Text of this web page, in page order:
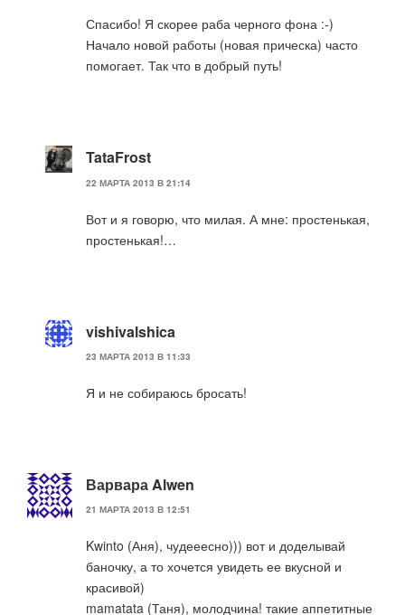
Спасибо! Я скорее раба черного фона :-)
Начало новой работы (новая прическа) часто
помогает. Так что в добрый путь!
TataFrost
22 МАРТА 2013 В 21:14
Вот и я говорю, что милая. А мне: простенькая,
простенькая!…
vishivalshica
23 МАРТА 2013 В 11:33
Я и не собираюсь бросать!
Варвара Alwen
21 МАРТА 2013 В 12:51
Kwinto (Аня), чудееесно))) вот и доделывай
баночку, а то хочется увидеть ее вкусной и
красивой)
mamatata (Таня), молодчина! такие аппетитные